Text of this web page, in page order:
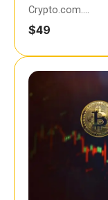
Crypto.com….
$49